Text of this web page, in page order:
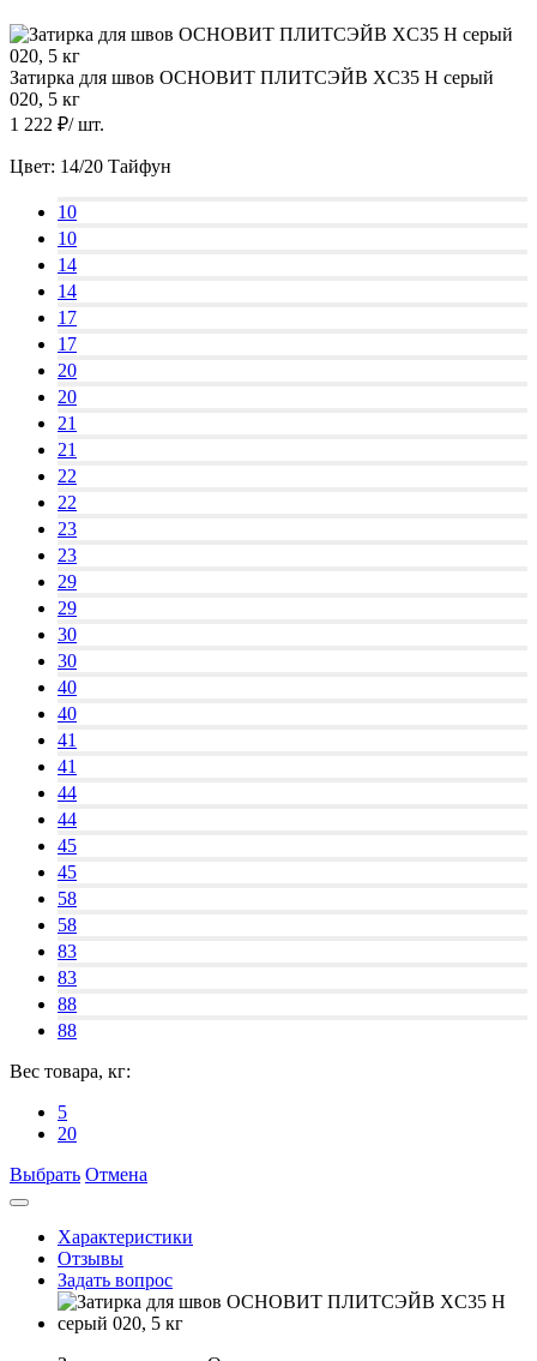
Затирка для швов ОСНОВИТ ПЛИТСЭЙВ XC35 H серый
020, 5 кг
1 222 ₽/ шт.
Цвет: 14/20 Тайфун
10
10
14
14
17
17
20
20
21
21
22
22
23
23
29
29
30
30
40
40
41
41
44
44
45
45
58
58
83
83
88
88
Вес товара, кг:
5
20
Выбрать Отмена
Характеристики
Отзывы
Задать вопрос